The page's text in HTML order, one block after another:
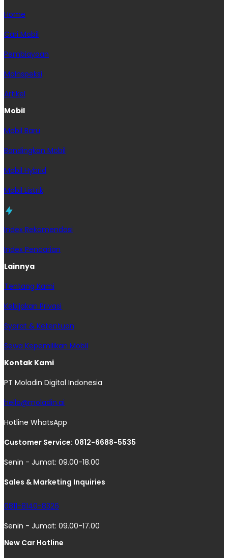
Home
Cari Mobil
Pembiayaan
MoInspeksi
Artikel
Mobil
Mobil Baru
Bandingkan Mobil
Mobil Hybrid
Mobil Listrik
Index Rekomendasi
Index Pencarian
Lainnya
Tentang Kami
Kebijakan Privasi
Syarat & Ketentuan
Sewa Kepemilikan Mobil
Kontak Kami
PT Moladin Digital Indonesia
hello@moladin.ai
Hotline WhatsApp
Customer Service: 0812-6688-5535
Senin - Jumat: 09.00-18.00
Sales & Marketing Inquiries
0811-8140-8326
Senin - Jumat: 09.00-17.00
New Car Hotline